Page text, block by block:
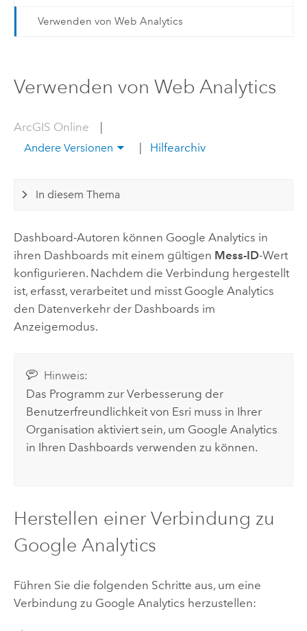
Verwenden von Web Analytics
Verwenden von Web Analytics
ArcGIS Online
Andere Versionen Hilfearchiv
In diesem Thema
Dashboard-Autoren können Google Analytics in
ihren Dashboards mit einem gültigen Mess-ID-Wert
konfigurieren. Nachdem die Verbindung hergestellt
ist, erfasst, verarbeitet und misst Google Analytics
den Datenverkehr der Dashboards im
Anzeigemodus.
Hinweis:
Das Programm zur Verbesserung der
Benutzerfreundlichkeit von Esri muss in Ihrer
Organisation aktiviert sein, um Google Analytics
in Ihren Dashboards verwenden zu können.
Herstellen einer Verbindung zu
Google Analytics
Führen Sie die folgenden Schritte aus, um eine
Verbindung zu Google Analytics herzustellen: